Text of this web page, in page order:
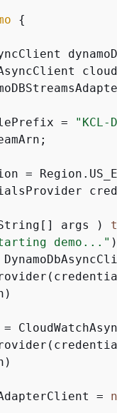
{
= "KCL-
=
args )
demo..."
=